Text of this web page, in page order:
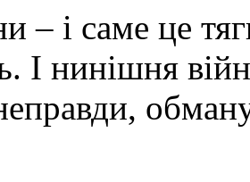
– і саме це
І нинішня